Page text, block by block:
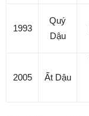
1993
Quý
Dậu
2005 Ất Dậu